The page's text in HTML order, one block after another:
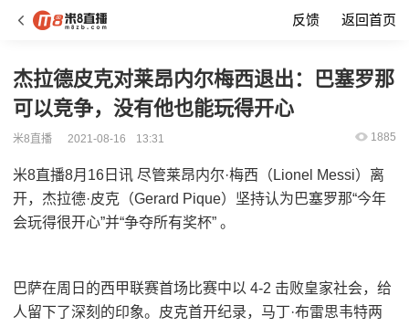
反馈 返回首页
杰拉德皮克对莱昂内尔梅西退出：巴塞罗那
可以竞争，没有他也能玩得开心
米8直播 2021-08-16 13:31 1885
米8直播8月16日讯 尽管莱昂内尔·梅西（Lionel Messi）离
开，杰拉德·皮克（Gerard Pique）坚持认为巴塞罗那“今年
会玩得很开心”并“争夺所有奖杯” 。
巴萨在周日的西甲联赛首场比赛中以 4-2 击败皇家社会，给
人留下了深刻的印象。皮克首开纪录，马丁·布雷思韦特两